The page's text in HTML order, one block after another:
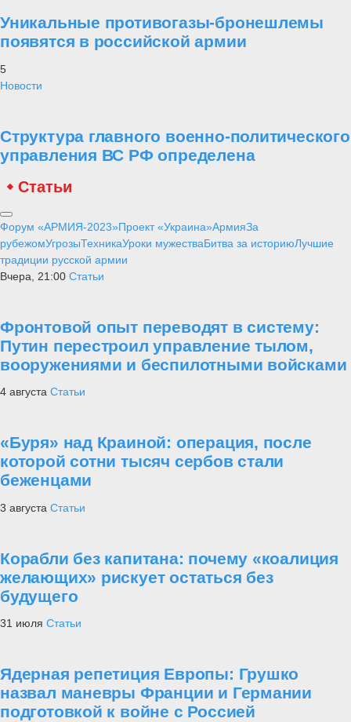
Уникальные противогазы-бронешлемы
появятся в российской армии
5
Новости
Структура главного военно-политического
управления ВС РФ определена
Статьи
Форум «АРМИЯ-2023»Проект «Украина»АрмияЗа
рубежомУгрозыТехникаУроки мужестваБитва за историюЛучшие
традиции русской армии
Вчера, 21:00 Статьи
Фронтовой опыт переводят в систему:
Путин перестроил управление тылом,
вооружениями и беспилотными войсками
4 августа Статьи
«Буря» над Краиной: операция, после
которой сотни тысяч сербов стали
беженцами
3 августа Статьи
Корабли без капитана: почему «коалиция
желающих» рискует остаться без
будущего
31 июля Статьи
Ядерная репетиция Европы: Грушко
назвал маневры Франции и Германии
подготовкой к войне с Россией